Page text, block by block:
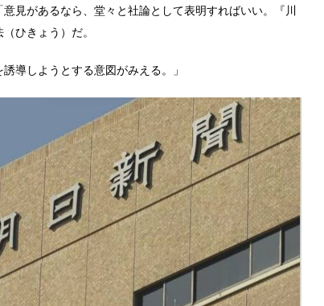
見があるなら、堂々と社論として表明すればいい。『川
ひきょう）だ。
導しようとする意図がみえる。」